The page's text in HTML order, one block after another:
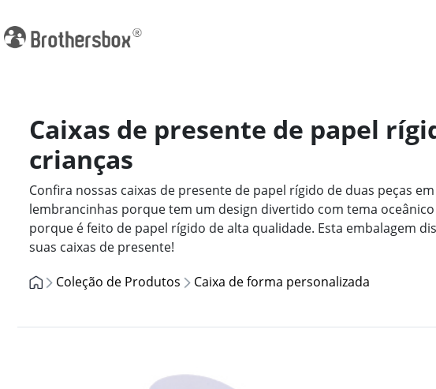
Caixas de presente de papel
crianças
Confira nossas caixas de presente de papel rígido de duas peças
lembrancinhas porque tem um design divertido com tema
porque é feito de papel rígido de alta qualidade. Esta embalagem
suas caixas de presente!
Coleção de Produtos
Caixa de forma personalizada